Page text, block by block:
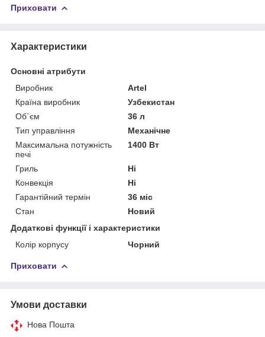
Приховати
Характеристики
Основні атрибути
Виробник
Artel
Країна виробник
Узбекистан
Об`єм
36 л
Тип управління
Механічне
Максимальна потужність
печі
1400 Вт
Гриль
Ні
Конвекція
Ні
Гарантійний термін
36 міс
Стан
Новий
Додаткові функції і характеристики
Колір корпусу
Чорний
Приховати
Умови доставки
Нова Пошта